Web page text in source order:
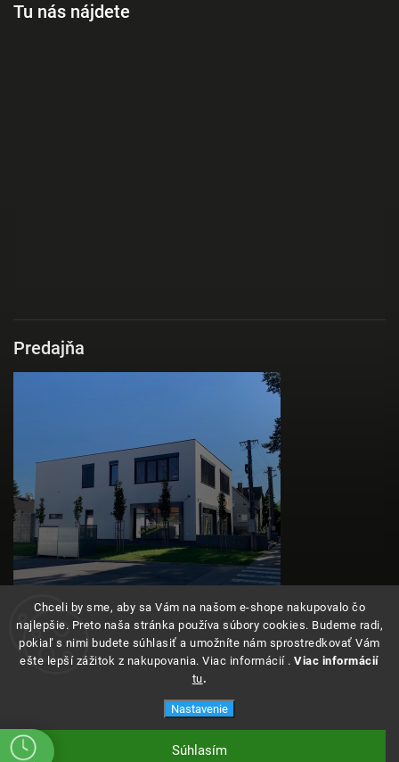
Chceli by sme, aby sa Vám na našom e-shope nakupovalo čo
najlepšie. Preto naša stránka používa súbory cookies. Budeme radi,
pokiaľ s nimi budete súhlasiť a umožníte nám sprostredkovať Vám
ešte lepší zážitok z nakupovania. Viac informácií .Viac informácií
tu.
Nastavenie
Súhlasím
Tu nás nájdete
Predajňa
Vytvoril Shoptet
Angeleyes. Všetky práva vyhradené.